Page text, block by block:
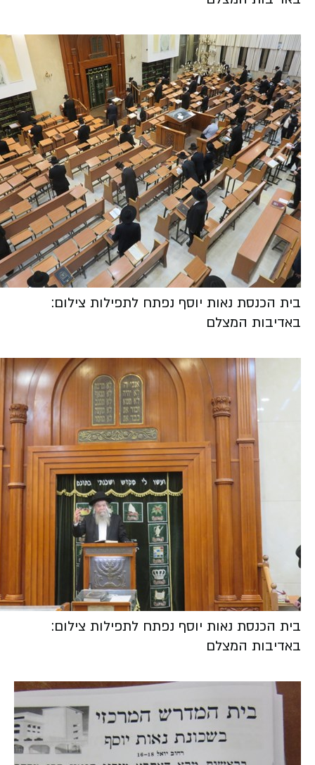
בית הכנסת נאות יוסף נפתח לתפילות צילום:
באדיבות המצלם
בית הכנסת נאות יוסף נפתח לתפילות צילום:
באדיבות המצלם